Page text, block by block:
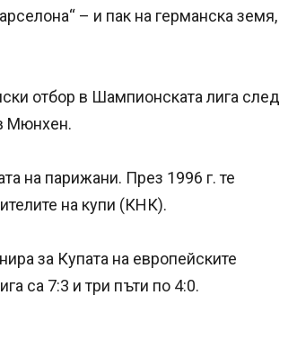
– и пак на германска земя,
отбор в Шампионската лига след
Мюнхен.
на парижани. През 1996 г. те
на купи (КНК).
за Купата на европейските
са 7:3 и три пъти по 4:0.